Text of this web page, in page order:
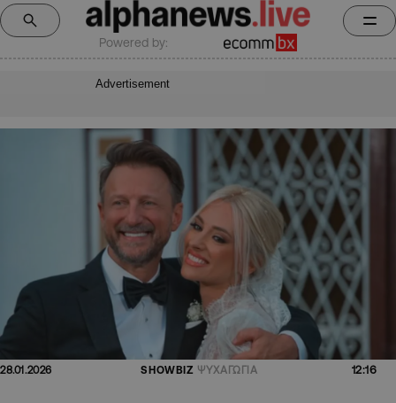
Powered by:
Advertisement
28.01.2026 SHOWBIZ ΨΥΧΑΓΩΓΙΑ 12:16